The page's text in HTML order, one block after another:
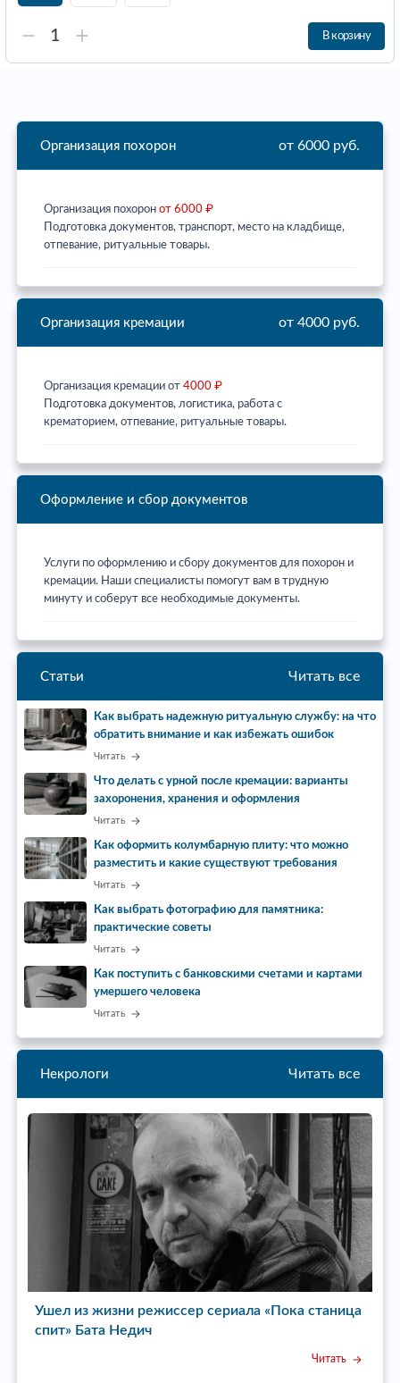
В корзину
Организация похорон от 6000 руб.
Организация похорон от 6000 ₽
Подготовка документов, транспорт, место на кладбище,
отпевание, ритуальные товары.
Организация кремации от 4000 руб.
Организация кремации от 4000 ₽
Подготовка документов, логистика, работа с
крематорием, отпевание, ритуальные товары.
Оформление и сбор документов
Услуги по оформлению и сбору документов для похорон и
кремации. Наши специалисты помогут вам в трудную
минуту и соберут все необходимые документы.
Статьи Читать все
Как выбрать надежную ритуальную службу: на что
обратить внимание и как избежать ошибок
Читать
Что делать с урной после кремации: варианты
захоронения, хранения и оформления
Читать
Как оформить колумбарную плиту: что можно
разместить и какие существуют требования
Читать
Как выбрать фотографию для памятника:
практические советы
Читать
Как поступить с банковскими счетами и картами
умершего человека
Читать
Некрологи Читать все
Ушел из жизни режиссер сериала «Пока станица
спит» Бата Недич
Читать